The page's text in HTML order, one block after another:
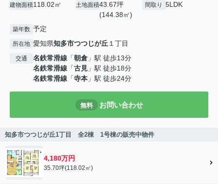
建物面積118.02㎡ 土地面積43.67坪
(144.38㎡)
間取り 5LDK
築年数 予定
所在地 愛知県知多市つつじが丘１丁目
交通 名鉄常滑線 「朝倉 」駅 徒歩13分
名鉄常滑線 「古見 」駅 徒歩18分
名鉄常滑線 「寺本 」駅 徒歩24分
無料 お問い合わせ
知多市つつじが丘1丁目 全2棟 1号棟の販売中物件
4,180万円
35.70坪(118.02㎡)